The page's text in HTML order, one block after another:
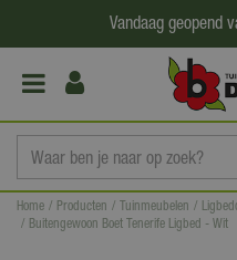
a
Home Producten Tuinmeubelen
Buitengewoon Boet Tenerife Ligbed - Wit
Vandaag geopend